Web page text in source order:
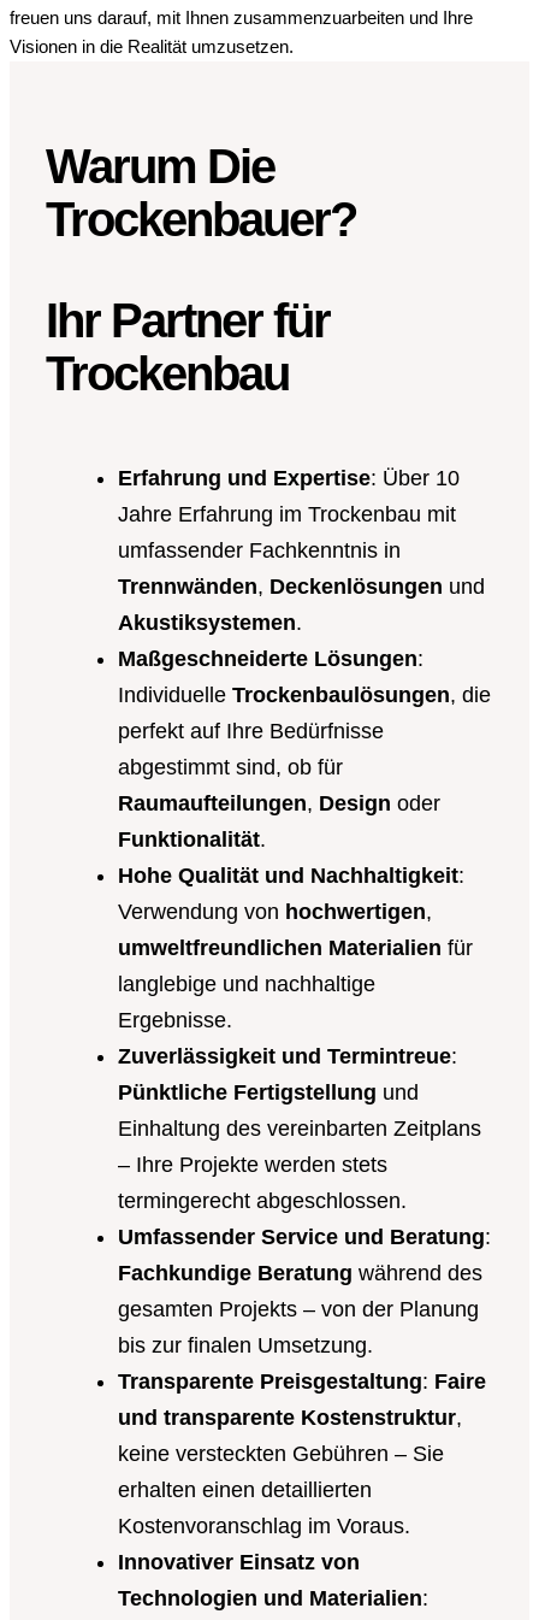
freuen uns darauf, mit Ihnen zusammenzuarbeiten und Ihre
Visionen in die Realität umzusetzen.
Warum Die
Trockenbauer?
Ihr Partner für
Trockenbau
Erfahrung und Expertise: Über 10
Jahre Erfahrung im Trockenbau mit
umfassender Fachkenntnis in
Trennwänden, Deckenlösungen und
Akustiksystemen.
Maßgeschneiderte Lösungen:
Individuelle Trockenbaulösungen, die
perfekt auf Ihre Bedürfnisse
abgestimmt sind, ob für
Raumaufteilungen, Design oder
Funktionalität.
Hohe Qualität und Nachhaltigkeit:
Verwendung von hochwertigen,
umweltfreundlichen Materialien für
langlebige und nachhaltige
Ergebnisse.
Zuverlässigkeit und Termintreue:
Pünktliche Fertigstellung und
Einhaltung des vereinbarten Zeitplans
– Ihre Projekte werden stets
termingerecht abgeschlossen.
Umfassender Service und Beratung:
Fachkundige Beratung während des
gesamten Projekts – von der Planung
bis zur finalen Umsetzung.
Transparente Preisgestaltung: Faire
und transparente Kostenstruktur,
keine versteckten Gebühren – Sie
erhalten einen detaillierten
Kostenvoranschlag im Voraus.
Innovativer Einsatz von
Technologien und Materialien: